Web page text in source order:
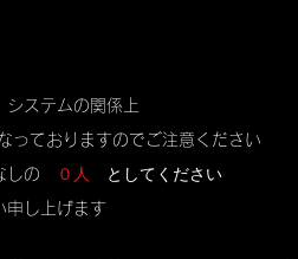
システムの関係上
っておりますのでご注意ください
しの ０人 としてください
申し上げます